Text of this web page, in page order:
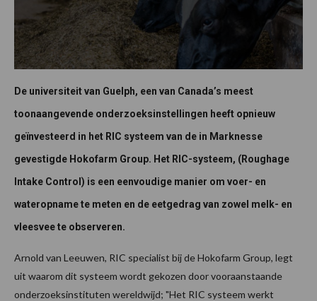
De universiteit van Guelph, een van Canada’s meest
toonaangevende onderzoeksinstellingen heeft opnieuw
geïnvesteerd in het RIC systeem van de in Marknesse
gevestigde Hokofarm Group. Het RIC-systeem, (Roughage
Intake Control) is een eenvoudige manier om voer- en
wateropname te meten en de eetgedrag van zowel melk- en
vleesvee te observeren.
Arnold van Leeuwen, RIC specialist bij de Hokofarm Group, legt
uit waarom dit systeem wordt gekozen door vooraanstaande
onderzoeksinstituten wereldwijd; "Het RIC systeem werkt